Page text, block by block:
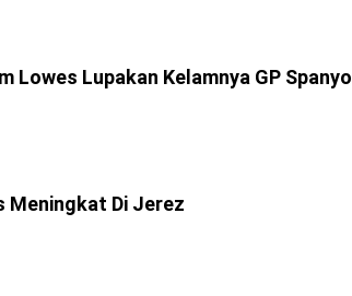
Lowes Lupakan Kelamnya GP Spanyol
Meningkat Di Jerez